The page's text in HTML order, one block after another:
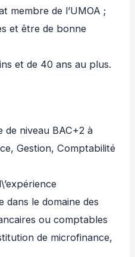
membre de l’UMOA ;
et être de bonne
et de 40 ans au plus.
de niveau BAC+2 à
Gestion, Comptabilité
le domaine des
ou comptables
de microfinance,